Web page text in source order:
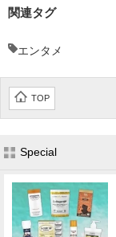
関連タグ
エンタメ
TOP
Special